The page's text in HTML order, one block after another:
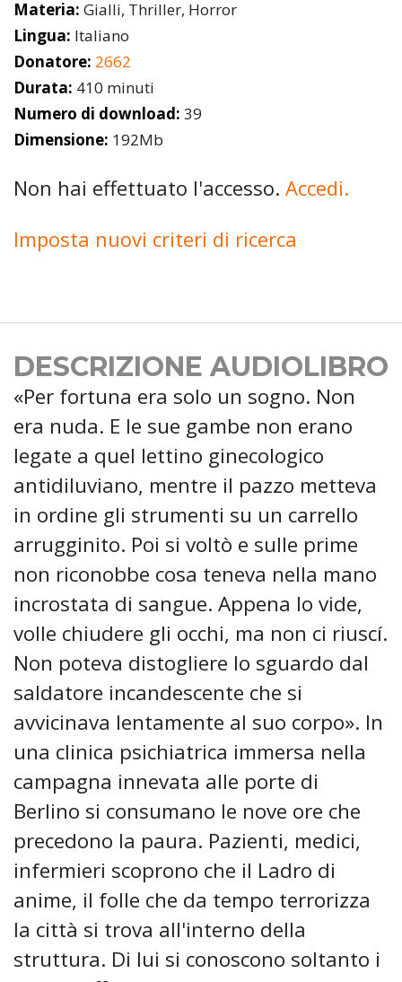
Materia: Gialli, Thriller, Horror
Lingua: Italiano
Donatore: 2662
Durata: 410 minuti
Numero di download: 39
Dimensione: 192Mb
Non hai effettuato l'accesso. Accedi.
Imposta nuovi criteri di ricerca
DESCRIZIONE AUDIOLIBRO
«Per fortuna era solo un sogno. Non
era nuda. E le sue gambe non erano
legate a quel lettino ginecologico
antidiluviano, mentre il pazzo metteva
in ordine gli strumenti su un carrello
arrugginito. Poi si voltò e sulle prime
non riconobbe cosa teneva nella mano
incrostata di sangue. Appena lo vide,
volle chiudere gli occhi, ma non ci riuscí.
Non poteva distogliere lo sguardo dal
saldatore incandescente che si
avvicinava lentamente al suo corpo». In
una clinica psichiatrica immersa nella
campagna innevata alle porte di
Berlino si consumano le nove ore che
precedono la paura. Pazienti, medici,
infermieri scoprono che il Ladro di
anime, il folle che da tempo terrorizza
la città si trova all'interno della
struttura. Di lui si conoscono soltanto i